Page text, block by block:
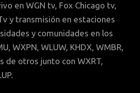
en WGN tv, Fox Chicago tv,
y transmisión en estaciones
y comunidades en los
WXPN, WLUW, KHDX, WMBR,
de otros junto con WXRT,